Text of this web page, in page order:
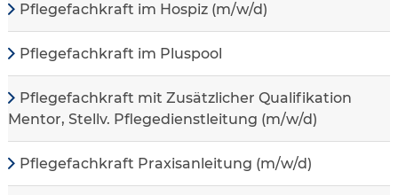
Pflegefachkraft im Hospiz (m/w/d)
Pflegefachkraft im Pluspool
Pflegefachkraft mit Zusätzlicher Qualifikation
Mentor, Stellv. Pflegedienstleitung (m/w/d)
Pflegefachkraft Praxisanleitung (m/w/d)